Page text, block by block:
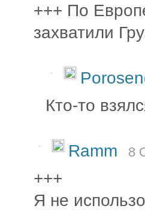
+++ По
захватили
-
Кто-то
- Ramm 8
+++
Я не